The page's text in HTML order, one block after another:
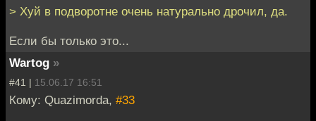
> Хуй в подворотне очень натурально дрочил, да.
Если бы только это...
Wartog »
#41 | 15.06.17 16:51
Кому: Quazimorda, #33